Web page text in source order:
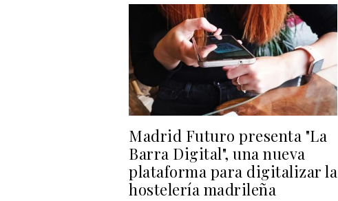
Madrid Futuro presenta "La
Barra Digital", una nueva
plataforma para digitalizar la
hostelería madrileña